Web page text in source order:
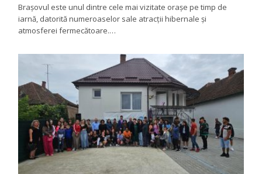
Brașovul este unul dintre cele mai vizitate orașe pe timp de
iarnă, datorită numeroaselor sale atracții hibernale și
atmosferei fermecătoare.…